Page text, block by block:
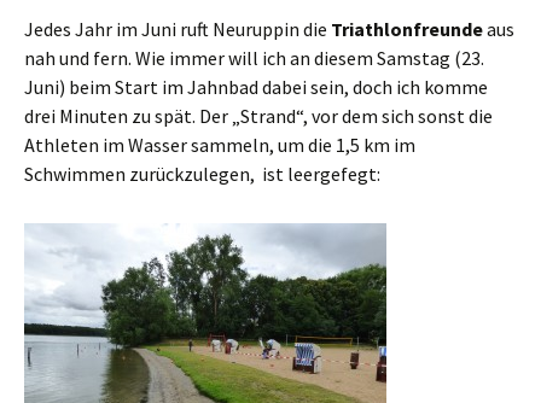
Jedes Jahr im Juni ruft Neuruppin die Triathlonfreundeaus
nah und fern. Wie immer will ich an diesem Samstag (23.
Juni) beim Start im Jahnbad dabei sein, doch ich komme
drei Minuten zu spät. Der „Strand“, vor dem sich sonst die
Athleten im Wasser sammeln, um die 1,5 km im
Schwimmen zurückzulegen, ist leergefegt: